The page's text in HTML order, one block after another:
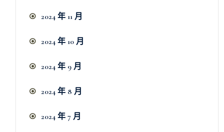
2024 年 11 月
2024 年 10 月
2024 年 9 月
2024 年 8 月
2024 年 7 月